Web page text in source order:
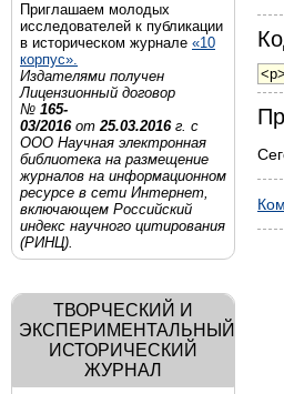
Приглашаем молодых
исследователей к публикации
в историческом журнале «10
корпус».
Издателями получен
Лицензионный договор
№ 165-
03/2016от25.03.2016г. с
ООО Научная электронная
библиотека на размещение
журналов на информационном
ресурсе в сети Интернет,
включающем Российский
индекс научного цитирования
(РИНЦ).
ТВОРЧЕСКИЙ И
ЭКСПЕРИМЕНТАЛЬНЫЙ
ИСТОРИЧЕСКИЙ
ЖУРНАЛ